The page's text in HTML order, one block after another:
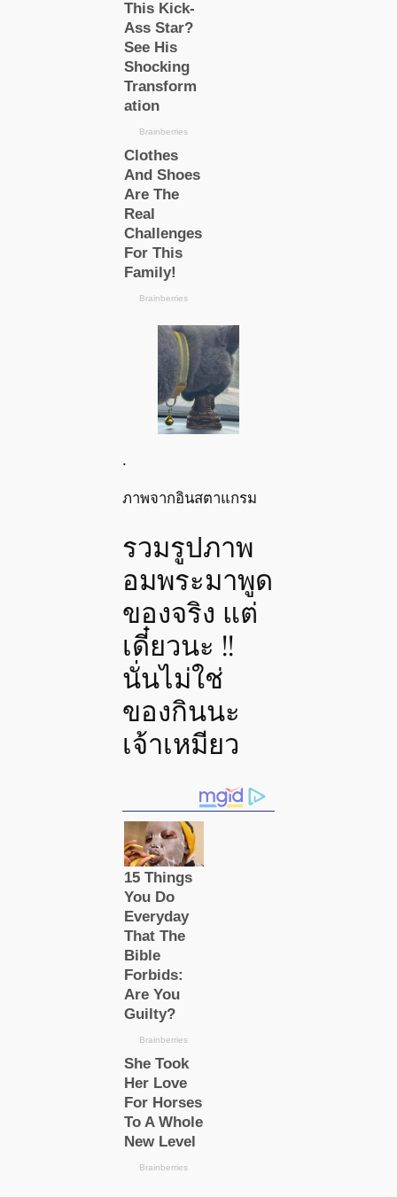
.
ภาพจากอินสตาแกรม
รวมรูปภาพ
อมพระมาพูด
ของจริง แต่
เดี๋ยวนะ !!
นั่นไม่ใช่
ของกินนะ
เจ้าเหมียว